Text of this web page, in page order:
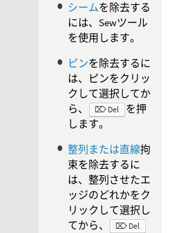
シームを除去する
には、Sewツール
を使用します。
ピンを除去するに
は、ピンをクリッ
クして選択してか
ら、
⌦ Del
を押
します。
整列または直線拘
束を除去するに
は、整列させたエ
ッジのどれかをク
リックして選択し
てから、
⌦ Del